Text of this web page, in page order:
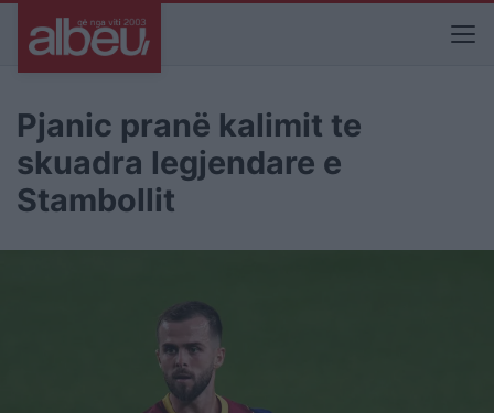
Pjanic pranë kalimit te
skuadra legjendare e
Stambollit